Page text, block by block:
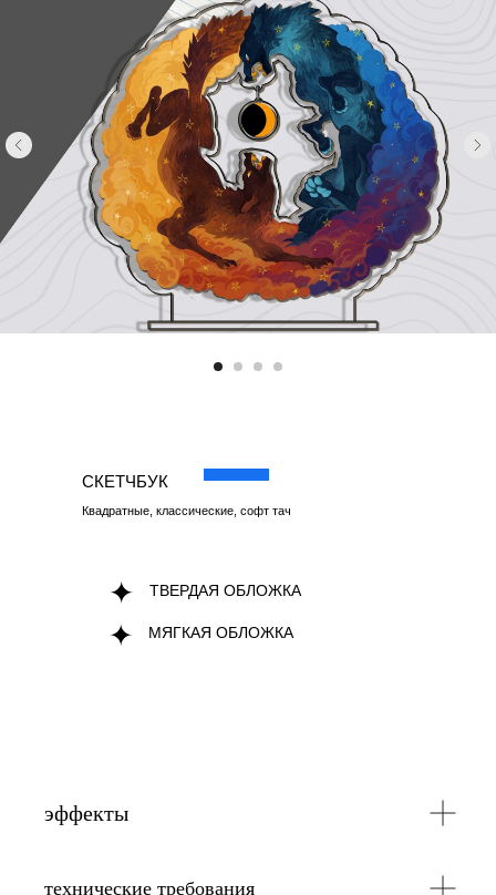
СКЕТЧБУК
ТВЕРДАЯ ОБЛОЖКА
МЯГКАЯ ОБЛОЖКА
Квадратные, классические, софт тач
эффекты
технические требования